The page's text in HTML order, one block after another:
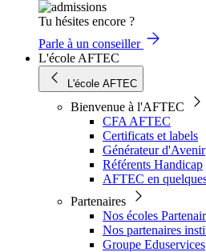
Tu hésites encore ?
Parle à un conseiller
L'école AFTEC
L'école AFTEC
Bienvenue à l'AFTEC
CFA AFTEC
Certificats et labels
Générateur d'Avenir
Référents Handicap
AFTEC en
Partenaires
Nos écoles
Nos partenaires
Groupe Eduservices